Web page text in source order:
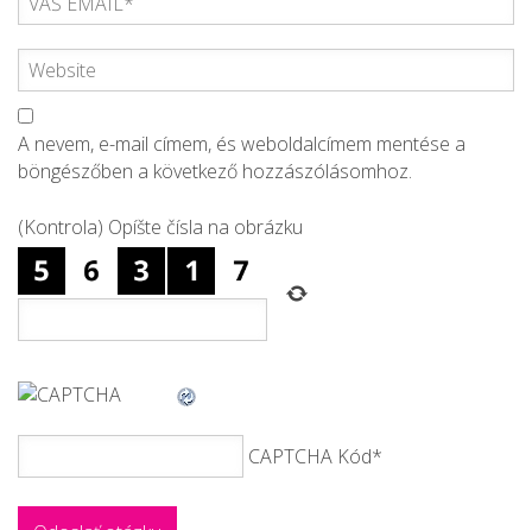
A nevem, e-mail címem, és weboldalcímem mentése a
böngészőben a következő hozzászólásomhoz.
(Kontrola) Opíšte čísla na obrázku
CAPTCHA Kód*